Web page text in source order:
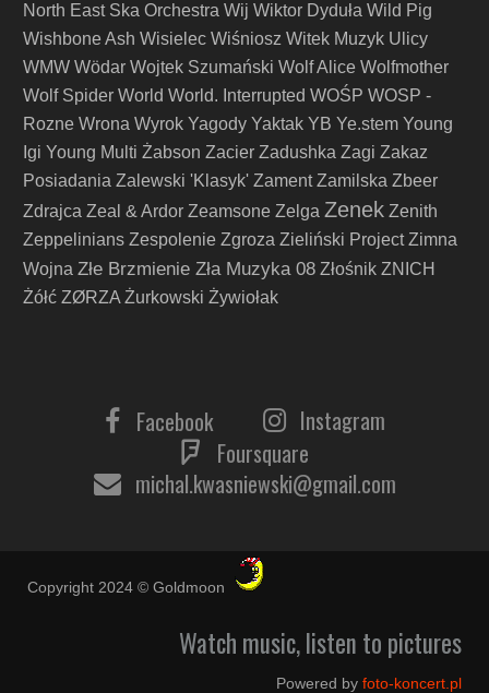
North East Ska Orchestra Wij Wiktor Dyduła Wild Pig
Wishbone Ash Wisielec Wiśniosz Witek Muzyk Ulicy
WMW Wödar Wojtek Szumański Wolf Alice Wolfmother
Wolf Spider World World. Interrupted WOŚP WOSP -
Rozne Wrona Wyrok Yagody Yaktak YB Ye.stem Young
Igi Young Multi Żabson Zacier Zadushka Zagi Zakaz
Posiadania Zalewski 'Klasyk' Zament Zamilska Zbeer
Zdrajca Zeal & Ardor Zeamsone Zelga Zenek Zenith
Zeppelinians Zespolenie Zgroza Zieliński Project Zimna
Wojna Złe Brzmienie Zła Muzyka 08 Złośnik ZNICH
Żółć ZØRZA Żurkowski Żywiołak
Facebook
Instagram
Foursquare
michal.kwasniewski@gmail.com
Copyright 2024 © Goldmoon
Watch music, listen to pictures
Powered by foto-koncert.pl